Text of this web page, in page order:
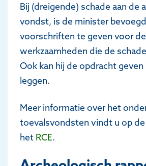
Bij (dreigende) schade aan de
vondst, is de minister
voorschriften te geven voor de
werkzaamheden die de
Ook kan hij de opdracht
leggen.
Meer informatie over het
toevalsvondsten vindt u op
het RCE.